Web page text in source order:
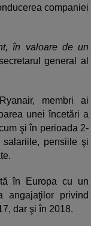
companiei
în valoare de un
general al
membri ai
unei încetări a
şi în perioada 2-
salariile, pensiile şi
în Europa cu un
angajaţilor privind
dar şi în 2018.